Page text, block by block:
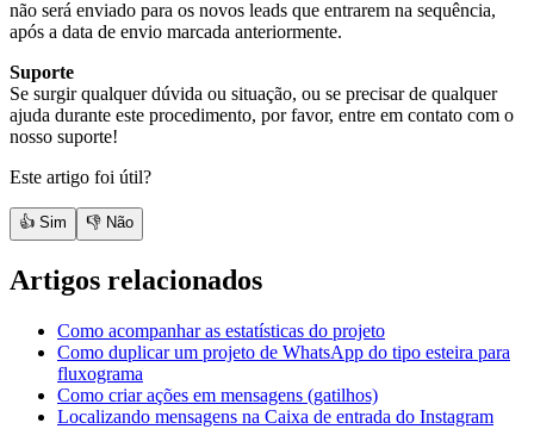
não será enviado para os novos leads que entrarem na sequência,
após a data de envio marcada anteriormente.
Suporte
Se surgir qualquer dúvida ou situação, ou se precisar de qualquer
ajuda durante este procedimento, por favor, entre em contato com o
nosso suporte!
Este artigo foi útil?
👍 Sim 👎 Não
Artigos relacionados
Como acompanhar as estatísticas do projeto
Como duplicar um projeto de WhatsApp do tipo esteira para
fluxograma
Como criar ações em mensagens (gatilhos)
Localizando mensagens na Caixa de entrada do Instagram